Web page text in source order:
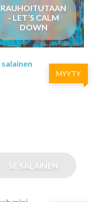
RAUHOITUTAAN
- LET´S CALM
DOWN
MYYTY
SE SALAINEN